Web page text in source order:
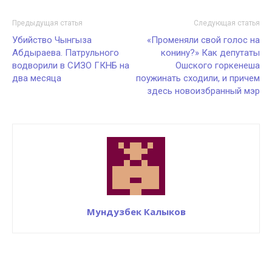
Предыдущая статья
Убийство Чынгыза
Абдыраева. Патрульного
водворили в СИЗО ГКНБ на
два месяца
Следующая статья
«Променяли свой голос на
конину?» Как депутаты
Ошского горкенеша
поужинать сходили, и причем
здесь новоизбранный мэр
Мундузбек Калыков